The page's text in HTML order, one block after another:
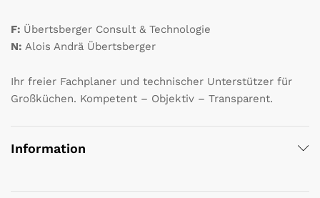
F: Übertsberger Consult & Technologie
N: Alois Andrä Übertsberger
Ihr freier Fachplaner und technischer Unterstützer für
Großküchen. Kompetent – Objektiv – Transparent.
Information